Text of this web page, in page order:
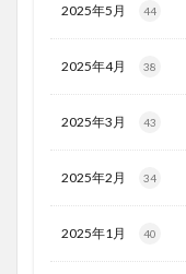
2025年5月 44
2025年4月 38
2025年3月 43
2025年2月 34
2025年1月 40